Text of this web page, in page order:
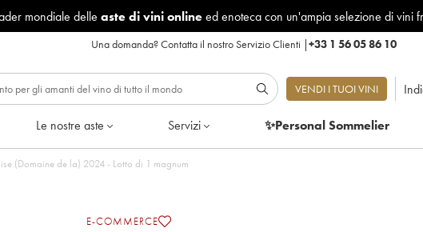
mondiale delle aste di vini onlineed enoteca con un'ampia selezione di vini
Una domanda?Contatta il nostro Servizio Clienti |+33 1 56 05 86 10
VENDI I TUOI VINI
Le nostre aste Servizi ✨Personal Sommelier
Pays d'Hérault XB Terrasse d'Elise (Domaine de la) 2024 - Lotto di 1 magnum
E-COMMERCE